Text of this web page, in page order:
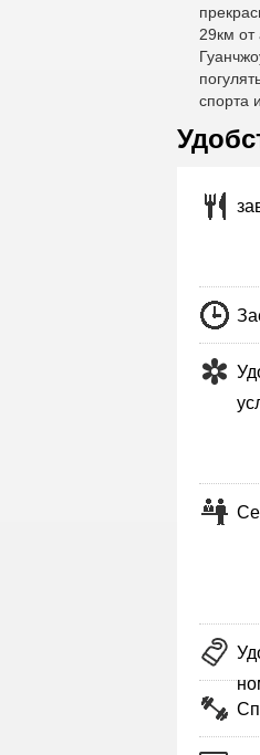
29км от
спорта